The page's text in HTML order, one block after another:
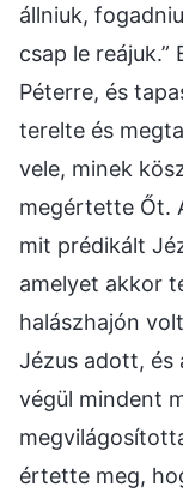
állniuk,
csap le reájuk.”
Péterre, és
terelte és
vele, minek
megértette Őt.
mit prédikált
amelyet akkor
halászhajón
Jézus adott, és
végül mindent
értette meg,